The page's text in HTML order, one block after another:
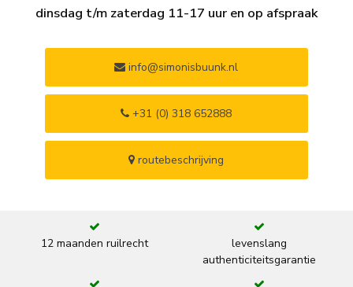
dinsdag t/m zaterdag 11-17 uur en op afspraak
info@simonisbuunk.nl
+31 (0) 318 652888
routebeschrijving
12 maanden ruilrecht
levenslang
authenticiteitsgarantie